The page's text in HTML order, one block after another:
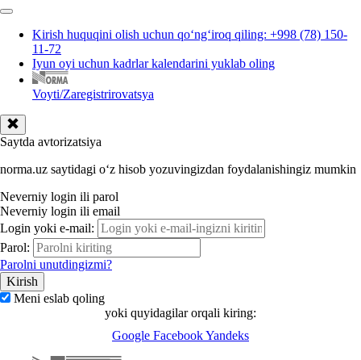
Kirish huquqini olish uchun qoʻngʻiroq qiling: +998 (78) 150-
11-72
Iyun oyi uchun kadrlar kalendarini yuklab oling
Voyti/Zaregistrirovatsya
Saytda avtorizatsiya
norma.uz saytidagi oʻz hisob yozuvingizdan foydalanishingiz mumkin
Neverniy login ili parol
Neverniy login ili email
Login yoki e-mail:
Parol:
Parolni unutdingizmi?
Meni eslab qoling
yoki quyidagilar orqali kiring:
Google FacebookYandeks